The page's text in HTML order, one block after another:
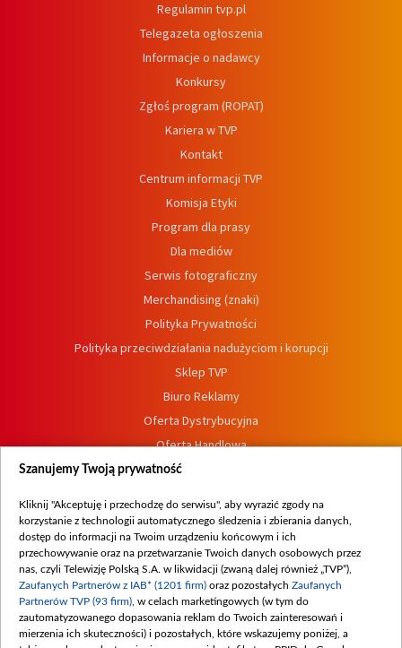
Regulamin tvp.pl
Telegazeta ogłoszenia
Informacje o nadawcy
Konkursy
Zgłoś program (ROPAT)
Kariera w TVP
Kontakt
Centrum informacji TVP
Komisja Etyki
Program dla prasy
Dla mediów
Serwis fotograficzny
Merchandising (znaki)
Polityka Prywatności
Polityka przeciwdziałania nadużyciom i korupcji
Sklep TVP
Biuro Reklamy
Oferta Dystrybucyjna
Oferta Handlowa
Dostępność
Procedura zgłoszeń wewnętrznych
Szanujemy Twoją prywatność
Kliknij "Akceptuję i przechodzę do serwisu", aby wyrazić zgody na
korzystanie z technologii automatycznego śledzenia i zbierania danych,
dostęp do informacji na Twoim urządzeniu końcowym i ich
przechowywanie oraz na przetwarzanie Twoich danych osobowych przez
nas, czyli Telewizję Polską S.A. w likwidacji (zwaną dalej również „TVP”),
Zaufanych Partnerów z IAB* (1201 firm) oraz pozostałych Zaufanych
Partnerów TVP (93 firm) , w celach marketingowych (w tym do
zautomatyzowanego dopasowania reklam do Twoich zainteresowań i
mierzenia ich skuteczności) i pozostałych, które wskazujemy poniżej, a